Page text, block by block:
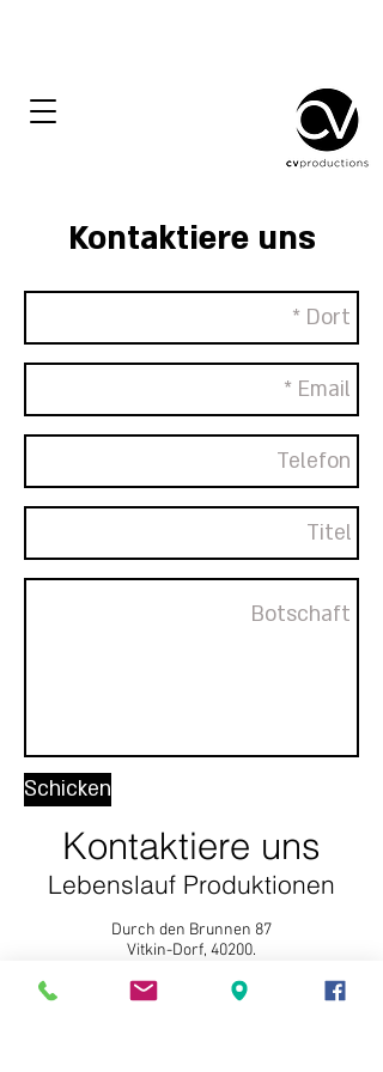
Kontaktiere uns
Schicken
Kontaktiere uns
Lebenslauf Produktionen
Durch den Brunnen 87
Vitkin-Dorf, 40200.
Tel:
052-3454529